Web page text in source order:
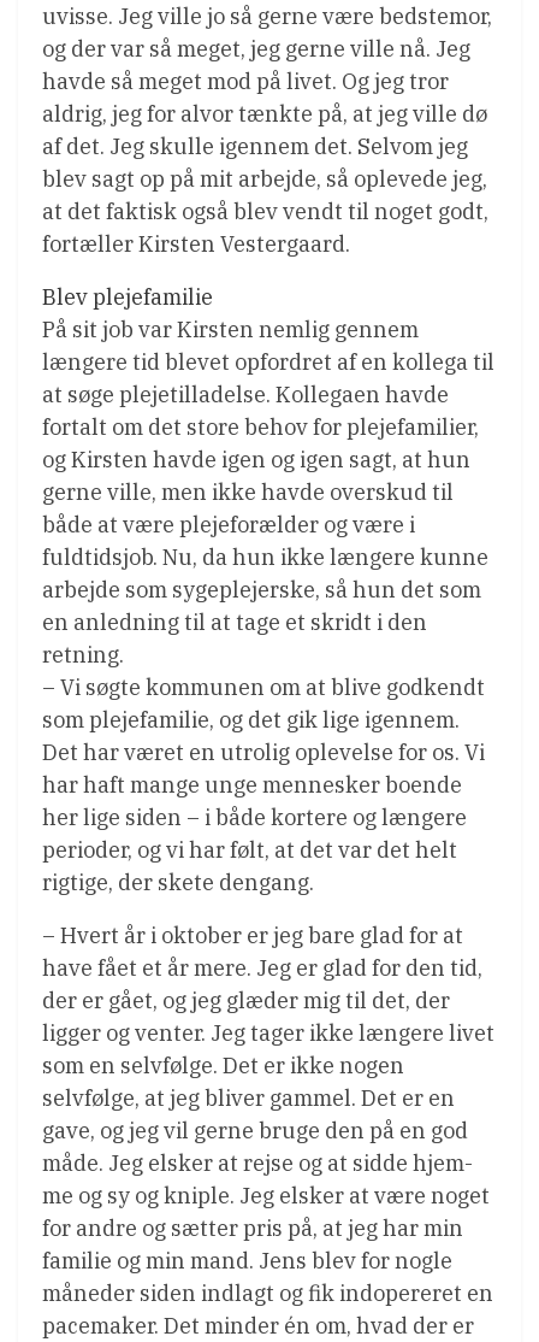
uvisse. Jeg ville jo så gerne være bedstemor,
og der var så meget, jeg gerne ville nå. Jeg
havde så meget mod på livet. Og jeg tror
aldrig, jeg for alvor tænkte på, at jeg ville dø
af det. Jeg skulle igennem det. Selvom jeg
blev sagt op på mit arbejde, så oplevede jeg,
at det faktisk også blev vendt til noget godt,
fortæller Kirsten Vestergaard.
Blev plejefamilie
På sit job var Kirsten nemlig gennem
længere tid blevet opfordret af en kollega til
at søge plejetilladelse. Kollegaen havde
fortalt om det store behov for plejefamilier,
og Kirsten havde igen og igen sagt, at hun
gerne ville, men ikke havde overskud til
både at være plejeforælder og være i
fuldtidsjob. Nu, da hun ikke længere kunne
arbejde som sygeplejerske, så hun det som
en anledning til at tage et skridt i den
retning.
– Vi søgte kommunen om at blive godkendt
som plejefamilie, og det gik lige igennem.
Det har været en utrolig oplevelse for os. Vi
har haft mange unge mennesker boende
her lige siden – i både kortere og længere
perioder, og vi har følt, at det var det helt
rigtige, der skete dengang.
– Hvert år i oktober er jeg bare glad for at
have fået et år mere. Jeg er glad for den tid,
der er gået, og jeg glæder mig til det, der
ligger og venter. Jeg tager ikke længere livet
som en selvfølge. Det er ikke nogen
selvfølge, at jeg bliver gammel. Det er en
gave, og jeg vil gerne bruge den på en god
måde. Jeg elsker at rejse og at sidde hjem-
me og sy og kniple. Jeg elsker at være noget
for andre og sætter pris på, at jeg har min
familie og min mand. Jens blev for nogle
måneder siden indlagt og fik indopereret en
pacemaker. Det minder én om, hvad der er